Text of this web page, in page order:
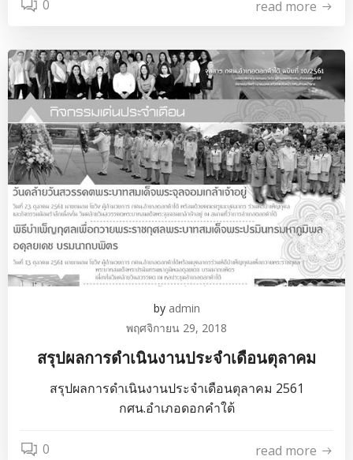
0 read more
by admin
พฤศจิกายน 29, 2018
สรุปผลการดำเนินงานประจำเดือนตุลาคม
สรุปผลการดำเนินงานประจำเดือนตุลาคม 2561
กศน.อำเภอดอกคำใต้
0 read more